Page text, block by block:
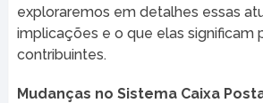
exploraremos em detalhes essas
implicações e o que elas significam
contribuintes.
Mudanças no Sistema Caixa